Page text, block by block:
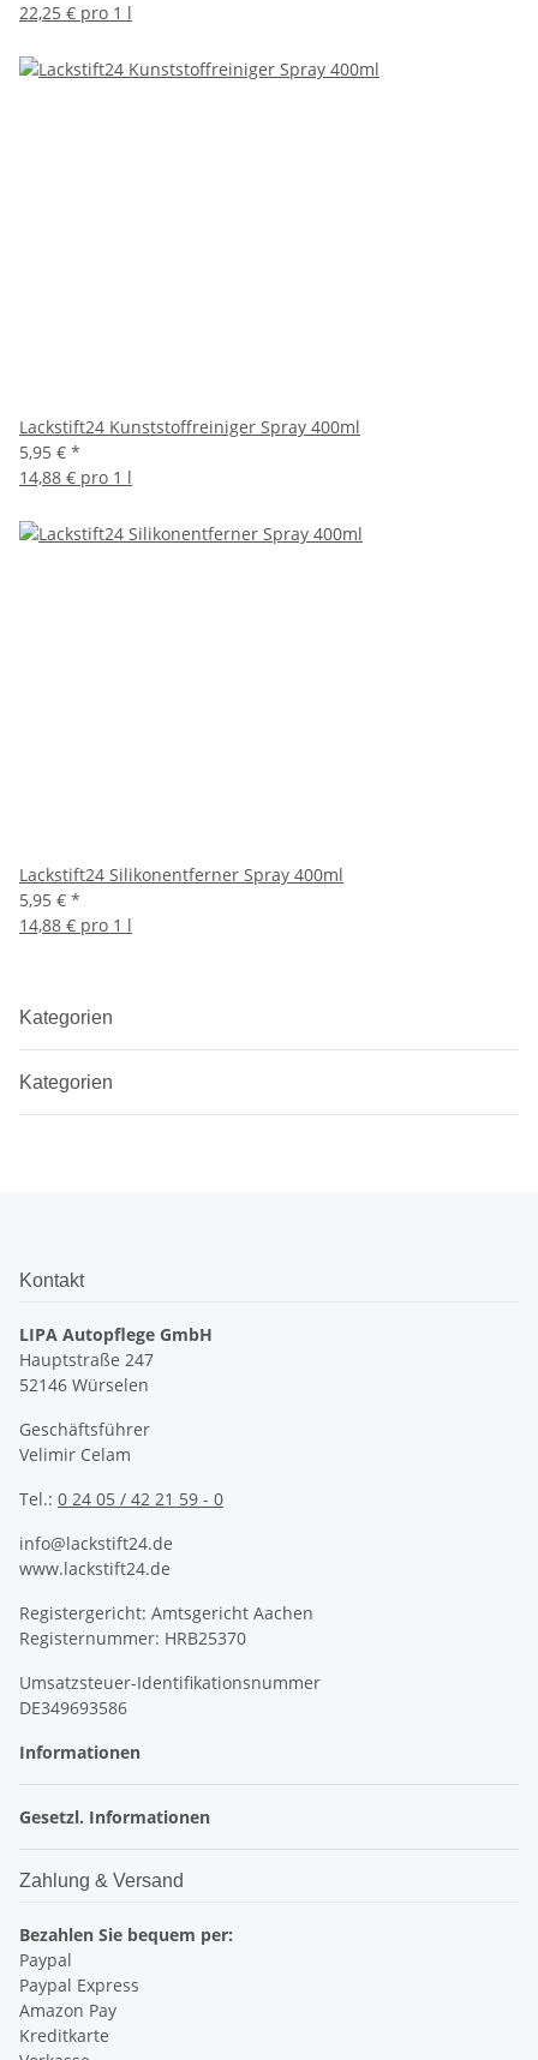
22,25 € pro 1 l
Lackstift24 Kunststoffreiniger Spray 400ml
5,95 € *
14,88 € pro 1 l
Lackstift24 Silikonentferner Spray 400ml
5,95 € *
14,88 € pro 1 l
Kategorien
Kategorien
Kontakt
LIPA Autopflege GmbH
Hauptstraße 247
52146 Würselen
Geschäftsführer
Velimir Celam
Tel.: 0 24 05 / 42 21 59 - 0
info@lackstift24.de
www.lackstift24.de
Registergericht: Amtsgericht Aachen
Registernummer: HRB25370
Umsatzsteuer-Identifikationsnummer
DE349693586
Informationen
Gesetzl. Informationen
Zahlung & Versand
Bezahlen Sie bequem per:
Paypal
Paypal Express
Amazon Pay
Kreditkarte